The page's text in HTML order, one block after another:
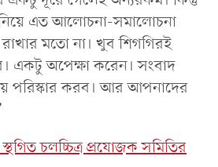
নিয়ে এত আলোচনা-সমালোচনা
মতো না। খুব শিগগিরই
একটু অপেক্ষা করেন। সংবাদ
পরিস্কার করব। আর আপনাদের
চলচ্চিত্র প্রযোজক সমিতির